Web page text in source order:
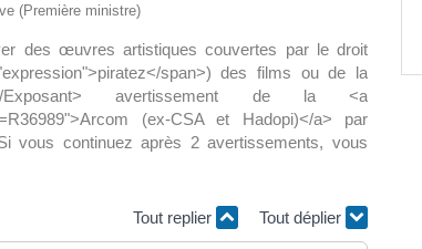
(Première ministre)
des œuvres artistiques couvertes par le droit
span>) des films ou de la
Exposant> avertissement de la <a
(ex-CSA et Hadopi)</a> par
vous continuez après 2 avertissements, vous
Tout replier Tout déplier